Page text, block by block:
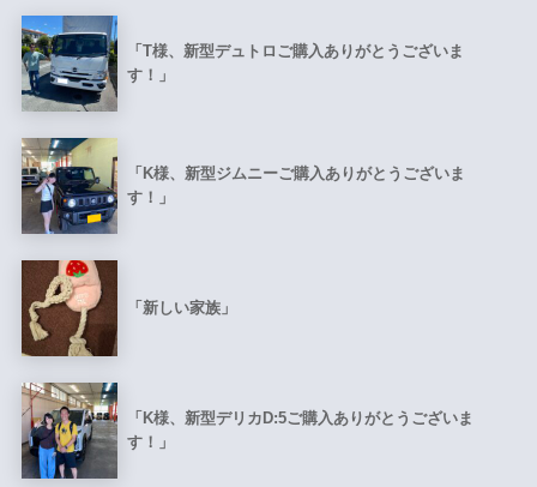
「T様、新型デュトロご購入ありがとうございま
す！」
「K様、新型ジムニーご購入ありがとうございま
す！」
「新しい家族」
「K様、新型デリカD:5ご購入ありがとうございま
す！」